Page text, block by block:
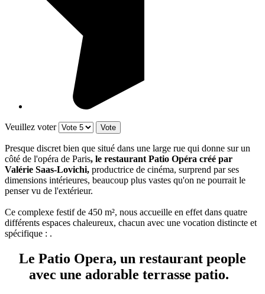
Veuillez voter
Presque discret bien que situé dans une large rue qui donne sur un
côté de l'opéra de Paris, le restaurant Patio Opéra créé par
Valérie Saas-Lovichi, productrice de cinéma, surprend par ses
dimensions intérieures, beaucoup plus vastes qu'on ne pourrait le
penser vu de l'extérieur.
Ce complexe festif de 450 m², nous accueille en effet dans quatre
différents espaces chaleureux, chacun avec une vocation distincte et
spécifique : .
Le Patio Opera, un restaurant people
avec une adorable terrasse patio.